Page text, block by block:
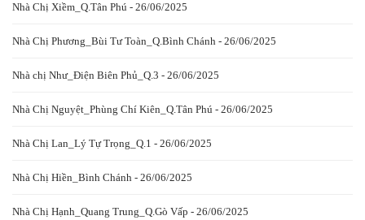
Nhà Chị Xiềm_Q.Tân Phú - 26/06/2025
Nhà Chị Phương_Bùi Tư Toàn_Q.Bình Chánh - 26/06/2025
Nhà chị Như_Điện Biên Phủ_Q.3 - 26/06/2025
Nhà Chị Nguyệt_Phùng Chí Kiên_Q.Tân Phú - 26/06/2025
Nhà Chị Lan_Lý Tự Trọng_Q.1 - 26/06/2025
Nhà Chị Hiền_Bình Chánh - 26/06/2025
Nhà Chị Hạnh_Quang Trung_Q.Gò Vấp - 26/06/2025